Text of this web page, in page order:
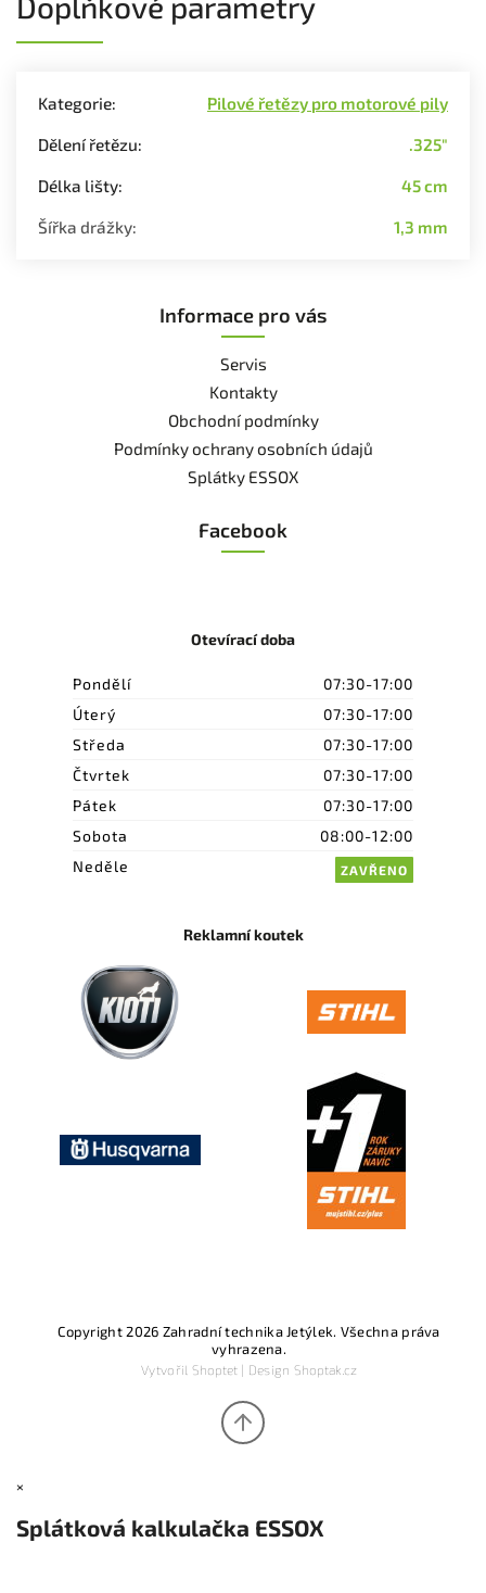
Kategorie: Pilové řetězy pro motorové pily
Dělení řetězu: .325"
Délka lišty: 45 cm
Šířka drážky: 1,3 mm
Informace pro vás
Servis
Kontakty
Obchodní podmínky
Podmínky ochrany osobních údajů
Splátky ESSOX
Facebook
Otevírací doba
Pondělí
07:30-17:00
Úterý
07:30-17:00
Středa
07:30-17:00
Čtvrtek
07:30-17:00
Pátek
07:30-17:00
Sobota
08:00-12:00
Neděle
ZAVŘENO
Reklamní koutek
Copyright 2026 Zahradní technika Jetýlek. Všechna práva
vyhrazena.
Vytvořil Shoptet| Design Shoptak.cz
×
Splátková kalkulačka ESSOX